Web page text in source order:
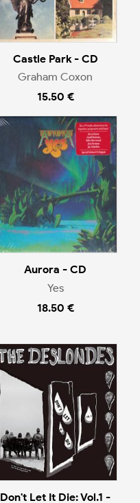
Castle Park - CD
Graham Coxon
15.50 €
Aurora - CD
Yes
18.50 €
Don't Let It Die: Vol.1 -